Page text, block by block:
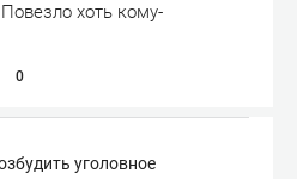
хоть кому-
0
уголовное